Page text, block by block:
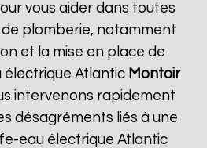
vous aider dans toutes
plomberie, notamment
et la mise en place de
Atlantic Montoir
intervenons rapidement
désagréments liés à une
eau électrique Atlantic